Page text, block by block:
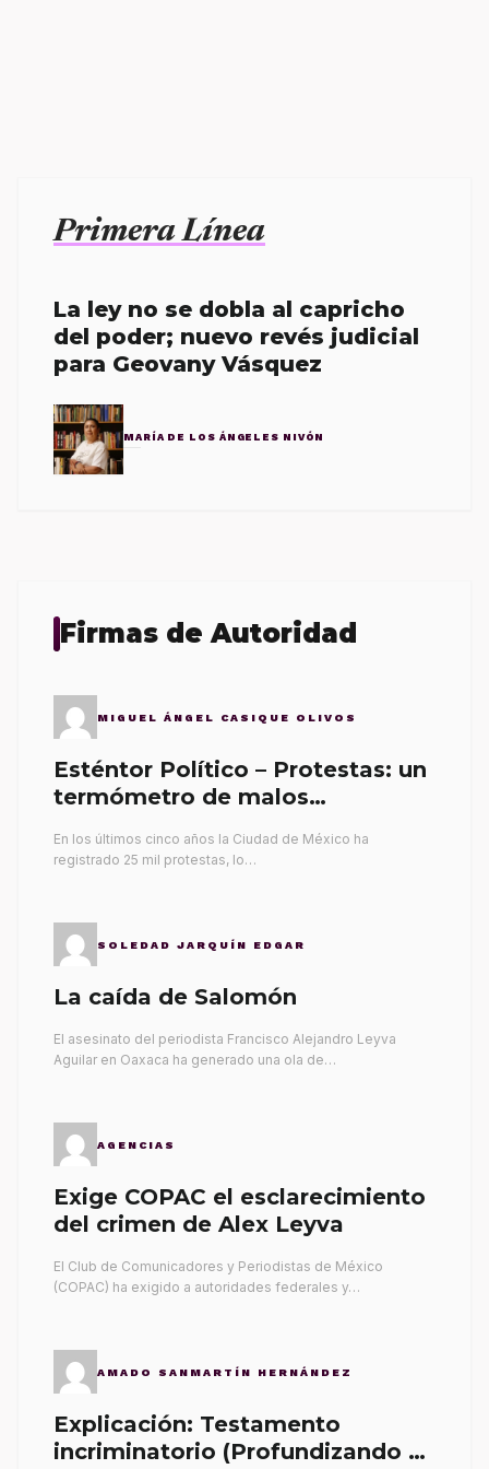
Primera Línea
La ley no se dobla al capricho
del poder; nuevo revés judicial
para Geovany Vásquez
MARÍA DE LOS ÁNGELES NIVÓN
Firmas de Autoridad
MIGUEL ÁNGEL CASIQUE OLIVOS
Esténtor Político – Protestas: un
termómetro de malos
En los últimos cinco años la Ciudad de México ha
registrado 25 mil protestas, lo…
SOLEDAD JARQUÍN EDGAR
La caída de Salomón
El asesinato del periodista Francisco Alejandro Leyva
Aguilar en Oaxaca ha generado una ola de…
AGENCIAS
Exige COPAC el esclarecimiento
del crimen de Alex Leyva
El Club de Comunicadores y Periodistas de México
(COPAC) ha exigido a autoridades federales y…
AMADO SANMARTÍN HERNÁNDEZ
Explicación: Testamento
incriminatorio (Profundizando su